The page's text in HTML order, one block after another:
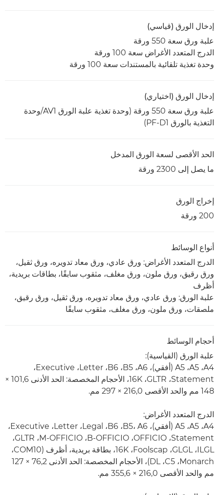
إدخال الورق (قياسي)
علبة ورق سعة 550 ورقة
الدرج المتعدد الأغراض سعة 100 ورقة
وحدة تغذية تلقائية بالمستندات سعة 100 ورقة
إدخال الورق (اختياري)
علبة ورق سعة 550 ورقة (وحدة تغذية علبة الورق AV1/وحدة
التغذية بالورق PF-D1)
الحد الأقصى لسعة الورق المدخل
ما يصل إلى 2300 ورقة
إخراج الورق
200 ورقة
أنواع الوسائط
الدرج المتعدد الأغراض: ورق عادي، ورق معاد تدويره، ورق ثقيل،
ورق رقيق، ورق ملون، ورق مغلف، مثقوب سابقًا، بطاقات بريدية،
أظرف
علبة الورق: ورق عادي، ورق معاد تدويره، ورق ثقيل، ورق رقيق،
ملصقات، ورق ملون، ورق مغلف، مثقوب سابقًا
أحجام الوسائط
علبة الورق (القياسية):
A4، ‏A5، ‏A5 (أفقي)، A6، ‏B5، ‏B6، ‏Letter، ‏Executive،
‏Statement، ‏GLTR، ‏16K، الأحجام المخصصة: الحد الأدنى 101,6 ×
148 مم والحد الأقصى 216,0 × 297 مم.
الدرج المتعدد الأغراض:
A4‏، A5‏، A5‏ (أفقي)، B5، A6، ‏B6‏، Legal‏، Letter‏، Executive‏،
Statement‏، OFFICIO‏، B-OFFICIO‏، ‏M-OFFICIO‏، GLTR‏،
ILGL،‏ GLGL‏، Foolscap‏، ‏16K، بطاقة بريدية، أظرف (COM10،
‏Monarch، ‏C5، ‏DL)، الأحجام المخصصة: الحد الأدنى 76,2 × 127
مم والحد الأقصى 216,0 × 355,6 مم.